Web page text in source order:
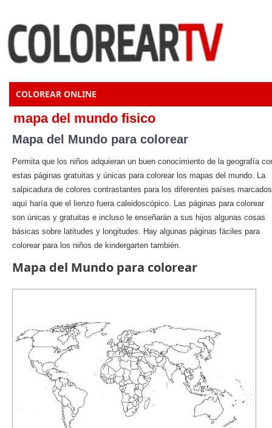
COLOREAR ONLINE
mapa del mundo fisico
Mapa del Mundo para colorear
Permita que los niños adquieran un buen conocimiento de la geografía
estas páginas gratuitas y únicas para colorear los mapas del mundo. La
salpicadura de colores contrastantes para los diferentes países marcados
aquí haría que el lienzo fuera caleidoscópico. Las páginas para colorear
son únicas y gratuitas e incluso le enseñarán a sus hijos algunas cosas
básicas sobre latitudes y longitudes. Hay algunas páginas fáciles para
colorear para los niños de kindergarten también.
Mapa del Mundo para colorear